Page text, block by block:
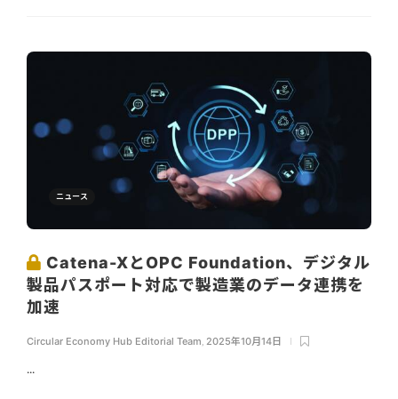
ニュース
Catena-XとOPC Foundation、デジタル
製品パスポート対応で製造業のデータ連携を
加速
Circular Economy Hub Editorial Team, 2025年10月14日
...